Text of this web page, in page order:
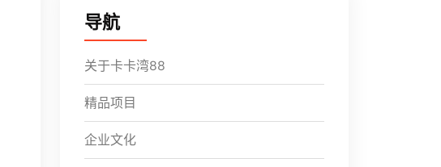
导航
关于卡卡湾88
精品项目
企业文化